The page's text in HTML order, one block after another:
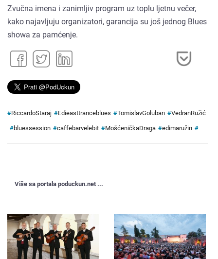
Zvučna imena i zanimljiv program uz toplu ljetnu večer,
kako najavljuju organizatori, garancija su još jednog Blues
showa za pamćenje.
#RiccardoStaraj #Edieasttranceblues #TomislavGoluban #VedranRužić
#bluessession #caffebarvelebit #MošćeničkaDraga #edimaružin #
Više sa portala poduckun.net ...